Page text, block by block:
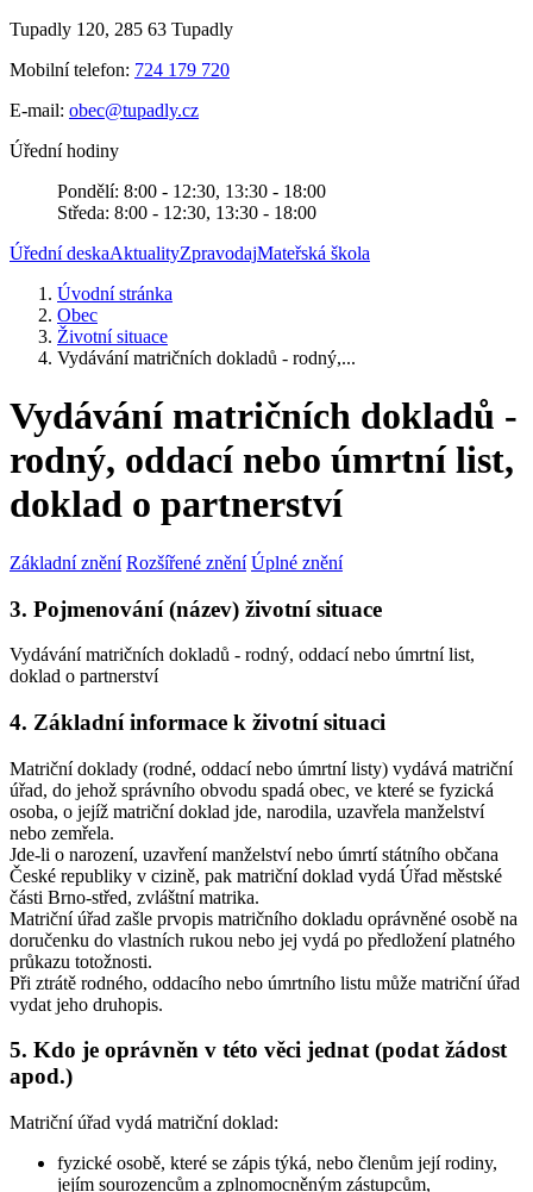
Tupadly 120, 285 63 Tupadly
Mobilní telefon: 724 179 720
E-mail: obec@tupadly.cz
Úřední hodiny
Pondělí: 8:00 - 12:30, 13:30 - 18:00
Středa: 8:00 - 12:30, 13:30 - 18:00
Úřední deskaAktualityZpravodajMateřská škola
Úvodní stránka
Obec
Životní situace
Vydávání matričních dokladů - rodný,...
Vydávání matričních dokladů -
rodný, oddací nebo úmrtní list,
doklad o partnerství
Základní znění Rozšířené znění Úplné znění
3. Pojmenování (název) životní situace
Vydávání matričních dokladů - rodný, oddací nebo úmrtní list,
doklad o partnerství
4. Základní informace k životní situaci
Matriční doklady (rodné, oddací nebo úmrtní listy) vydává matriční
úřad, do jehož správního obvodu spadá obec, ve které se fyzická
osoba, o jejíž matriční doklad jde, narodila, uzavřela manželství
nebo zemřela.
Jde-li o narození, uzavření manželství nebo úmrtí státního občana
České republiky v cizině, pak matriční doklad vydá Úřad městské
části Brno-střed, zvláštní matrika.
Matriční úřad zašle prvopis matričního dokladu oprávněné osobě na
doručenku do vlastních rukou nebo jej vydá po předložení platného
průkazu totožnosti.
Při ztrátě rodného, oddacího nebo úmrtního listu může matriční úřad
vydat jeho druhopis.
5. Kdo je oprávněn v této věci jednat (podat žádost
apod.)
Matriční úřad vydá matriční doklad:
fyzické osobě, které se zápis týká, nebo členům její rodiny,
jejím sourozencům a zplnomocněným zástupcům,